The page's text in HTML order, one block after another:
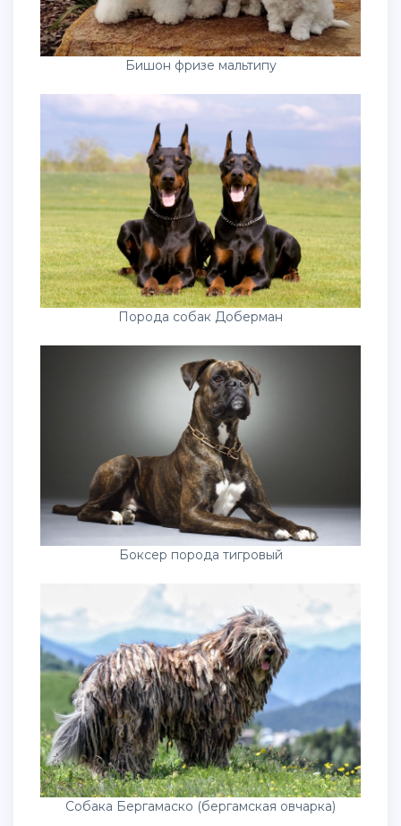
Бишон фризе мальтипу
Порода собак Доберман
Боксер порода тигровый
Собака Бергамаско (бергамская овчарка)